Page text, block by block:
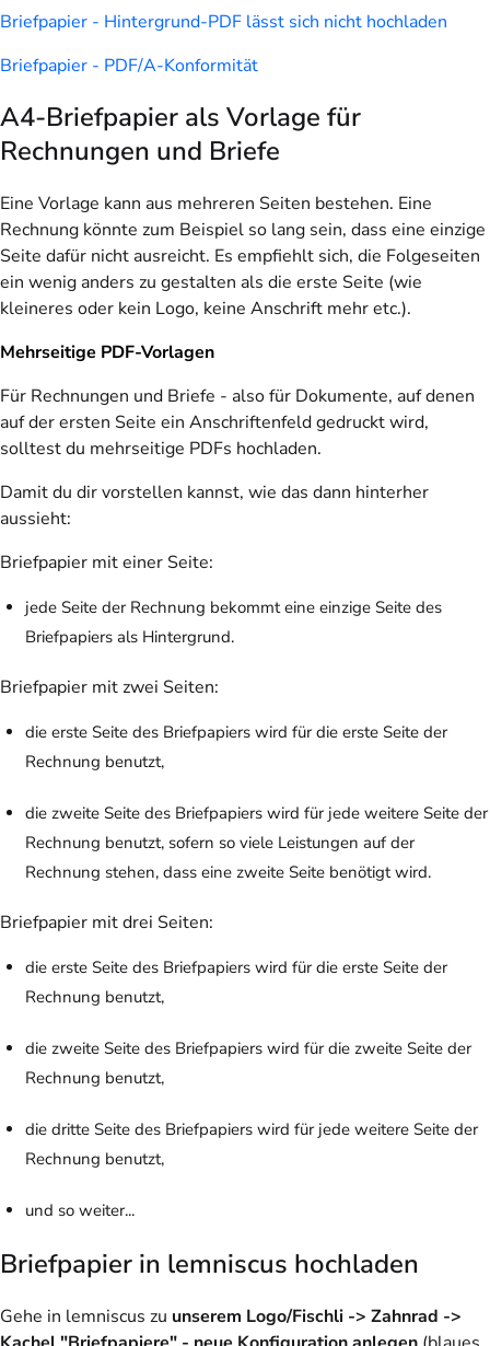
Briefpapier - Hintergrund-PDF lässt sich nicht hochladen
Briefpapier - PDF/A-Konformität
A4-Briefpapier als Vorlage für
Rechnungen und Briefe
Eine Vorlage kann aus mehreren Seiten bestehen. Eine
Rechnung könnte zum Beispiel so lang sein, dass eine einzige
Seite dafür nicht ausreicht. Es empfiehlt sich, die Folgeseiten
ein wenig anders zu gestalten als die erste Seite (wie
kleineres oder kein Logo, keine Anschrift mehr etc.).
Mehrseitige PDF-Vorlagen
Für Rechnungen und Briefe - also für Dokumente, auf denen
auf der ersten Seite ein Anschriftenfeld gedruckt wird,
solltest du mehrseitige PDFs hochladen.
Damit du dir vorstellen kannst, wie das dann hinterher
aussieht:
Briefpapier mit einer Seite:
jede Seite der Rechnung bekommt eine einzige Seite des
Briefpapiers als Hintergrund.
Briefpapier mit zwei Seiten:
die erste Seite des Briefpapiers wird für die erste Seite der
Rechnung benutzt,
die zweite Seite des Briefpapiers wird für jede weitere Seite der
Rechnung benutzt, sofern so viele Leistungen auf der
Rechnung stehen, dass eine zweite Seite benötigt wird.
Briefpapier mit drei Seiten:
die erste Seite des Briefpapiers wird für die erste Seite der
Rechnung benutzt,
die zweite Seite des Briefpapiers wird für die zweite Seite der
Rechnung benutzt,
die dritte Seite des Briefpapiers wird für jede weitere Seite der
Rechnung benutzt,
und so weiter...
Briefpapier in lemniscus hochladen
Gehe in lemniscus zu unserem Logo/Fischli -> Zahnrad ->